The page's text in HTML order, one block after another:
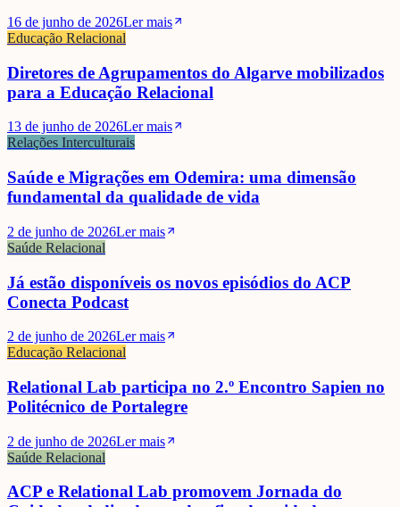
16 de junho de 2026Ler mais
Educação Relacional
Diretores de Agrupamentos do Algarve mobilizados
para a Educação Relacional
13 de junho de 2026Ler mais
Relações Interculturais
Saúde e Migrações em Odemira: uma dimensão
fundamental da qualidade de vida
2 de junho de 2026Ler mais
Saúde Relacional
Já estão disponíveis os novos episódios do ACP
Conecta Podcast
2 de junho de 2026Ler mais
Educação Relacional
Relational Lab participa no 2.º Encontro Sapien no
Politécnico de Portalegre
2 de junho de 2026Ler mais
Saúde Relacional
ACP e Relational Lab promovem Jornada do